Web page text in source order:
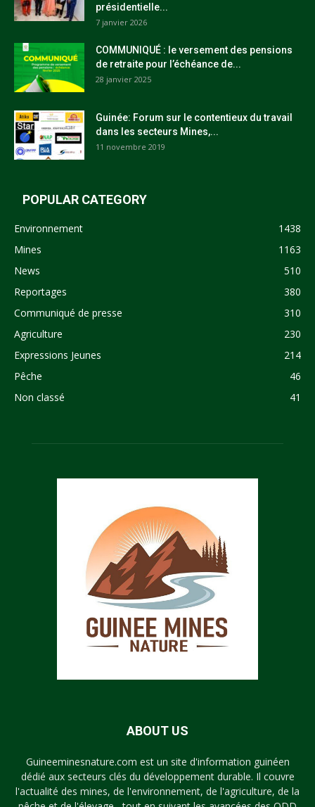
présidentielle...
7 janvier 2026
COMMUNIQUÉ : le versement des pensions
de retraite pour l’échéance de...
28 janvier 2025
Guinée: Forum sur le contentieux du travail
dans les secteurs Mines,...
11 novembre 2019
POPULAR CATEGORY
Environnement
1438
Mines
1163
News
510
Reportages
380
Communiqué de presse
310
Agriculture
230
Expressions Jeunes
214
Pêche
46
Non classé
41
ABOUT US
Guineeminesnature.com est un site d'information guinéen
dédié aux secteurs clés du développement durable. Il couvre
l'actualité des mines, de l'environnement, de l'agriculture, de la